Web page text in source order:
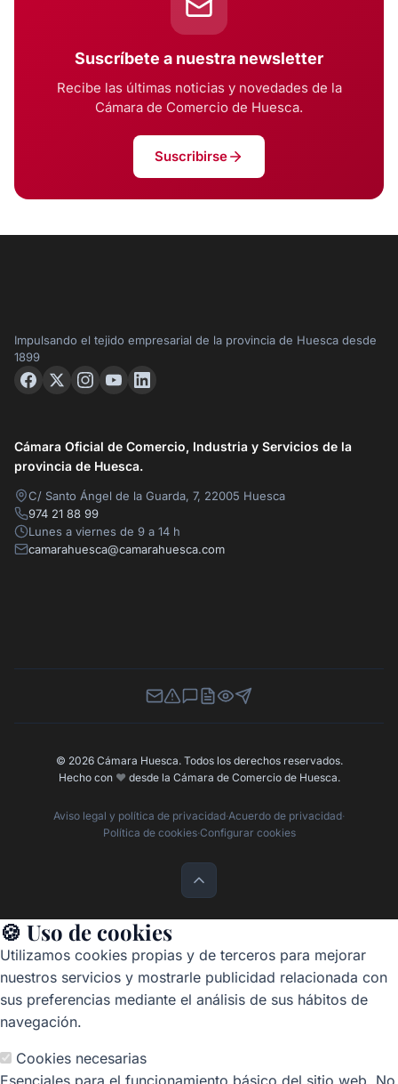
Suscríbete a nuestra newsletter
Recibe las últimas noticias y novedades de la
Cámara de Comercio de Huesca.
Suscribirse
Impulsando el tejido empresarial de la provincia de Huesca desde
1899
Cámara Oficial de Comercio, Industria y Servicios de la
provincia de Huesca.
C/ Santo Ángel de la Guarda, 7, 22005 Huesca
974 21 88 99
Lunes a viernes de 9 a 14 h
camarahuesca@camarahuesca.com
Newsletter
Canal de Denuncias
Buzón de Sugerencias
Perfil Contratante
Ley de Transparencia
Contacta con nosotros
© 2026 Cámara Huesca. Todos los derechos reservados.
Hecho con ❤️ desde la Cámara de Comercio de Huesca.
Aviso legal y política de privacidad·Acuerdo de privacidad·
Política de cookies·Configurar cookies
🍪 Uso de cookies
Utilizamos cookies propias y de terceros para mejorar
nuestros servicios y mostrarle publicidad relacionada con
sus preferencias mediante el análisis de sus hábitos de
navegación.
Cookies necesarias